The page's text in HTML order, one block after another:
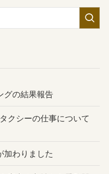
グの結果報告
クシーの仕事について
加わりました